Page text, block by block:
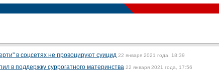
в соцсетях не провоцируют суицид 22 января 2021 года, 18:39
в поддержку суррогатного материнства 22 января 2021 года, 17:56